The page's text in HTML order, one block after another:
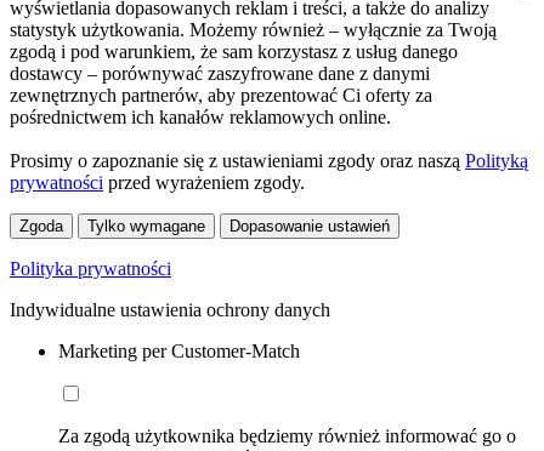
wyświetlania dopasowanych reklam i treści, a także do analizy
statystyk użytkowania. Możemy również – wyłącznie za Twoją
zgodą i pod warunkiem, że sam korzystasz z usług danego
dostawcy – porównywać zaszyfrowane dane z danymi
zewnętrznych partnerów, aby prezentować Ci oferty za
pośrednictwem ich kanałów reklamowych online.
Prosimy o zapoznanie się z ustawieniami zgody oraz naszą Polityką
prywatności przed wyrażeniem zgody.
Zgoda Tylko wymagane Dopasowanie ustawień
Polityka prywatności
Indywidualne ustawienia ochrony danych
Marketing per Customer-Match
Za zgodą użytkownika będziemy również informować go o